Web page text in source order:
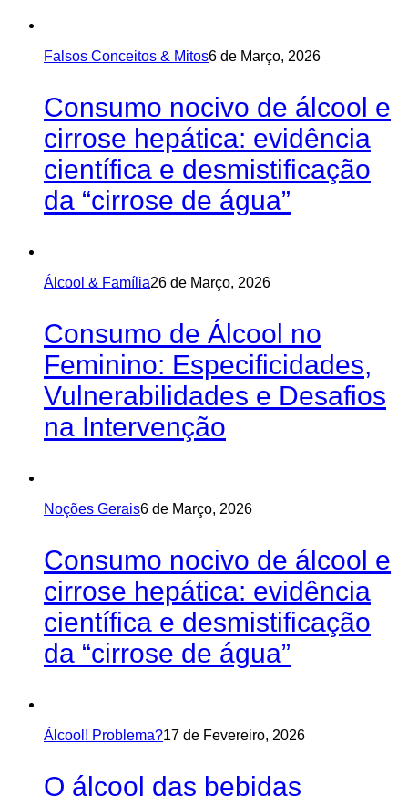
Falsos Conceitos & Mitos6 de Março, 2026
Consumo nocivo de álcool e
cirrose hepática: evidência
científica e desmistificação
da “cirrose de água”
Álcool & Família26 de Março, 2026
Consumo de Álcool no
Feminino: Especificidades,
Vulnerabilidades e Desafios
na Intervenção
Noções Gerais6 de Março, 2026
Consumo nocivo de álcool e
cirrose hepática: evidência
científica e desmistificação
da “cirrose de água”
Álcool! Problema?17 de Fevereiro, 2026
O álcool das bebidas